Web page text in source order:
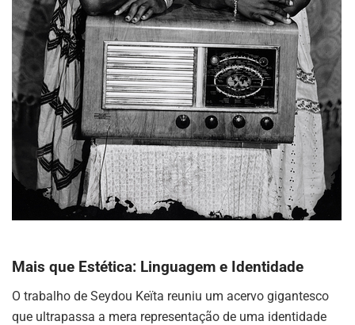
Mais que Estética: Linguagem e Identidade
O trabalho de Seydou Keïta reuniu um acervo gigantesco
que ultrapassa a mera representação de uma identidade